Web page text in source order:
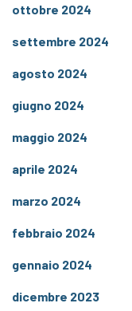
ottobre 2024
settembre 2024
agosto 2024
giugno 2024
maggio 2024
aprile 2024
marzo 2024
febbraio 2024
gennaio 2024
dicembre 2023